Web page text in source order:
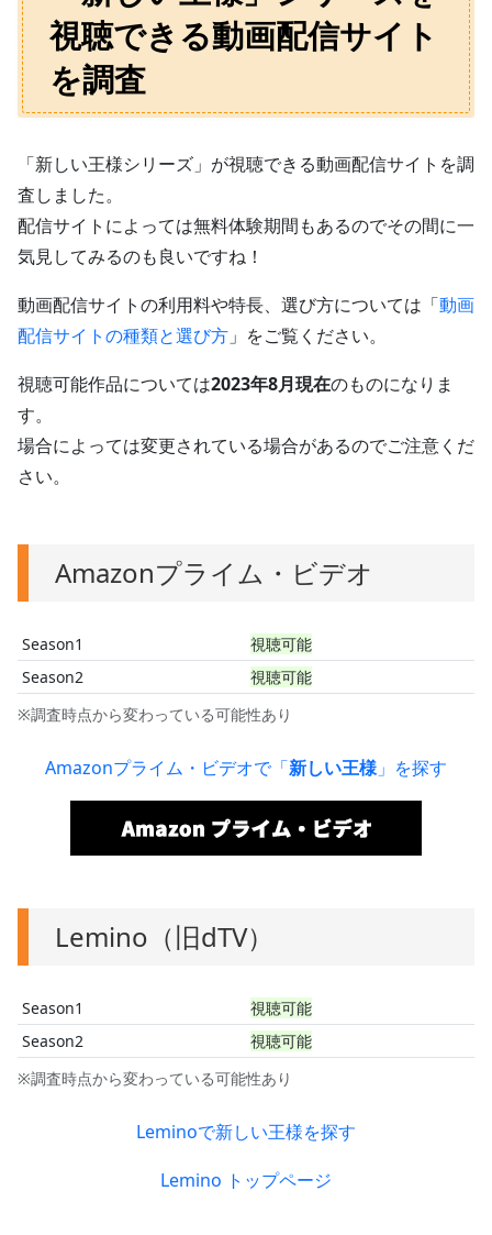
視聴できる動画配信サイト
を調査
「新しい王様シリーズ」が視聴できる動画配信サイトを調
査しました。
配信サイトによっては無料体験期間もあるのでその間に一
気見してみるのも良いですね！
動画配信サイトの利用料や特長、選び方については「動画
配信サイトの種類と選び方」をご覧ください。
視聴可能作品については2023年8月現在のものになりま
す。
場合によっては変更されている場合があるのでご注意くだ
さい。
Amazonプライム・ビデオ
※調査時点から変わっている可能性あり
Season1
視聴可能
Season2
視聴可能
Amazonプライム・ビデオで「新しい王様」を探す
Lemino（旧dTV）
※調査時点から変わっている可能性あり
Season1
視聴可能
Season2
視聴可能
Leminoで新しい王様を探す
Lemino トップページ